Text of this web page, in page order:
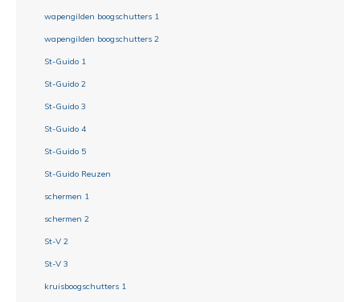
wapengilden boogschutters 1
wapengilden boogschutters 2
St-Guido 1
St-Guido 2
St-Guido 3
St-Guido 4
St-Guido 5
St-Guido Reuzen
schermen 1
schermen 2
St-V 2
St-V 3
kruisboogschutters 1